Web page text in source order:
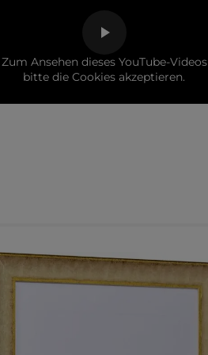
Zum Ansehen dieses YouTube-Videos
bitte die Cookies akzeptieren.